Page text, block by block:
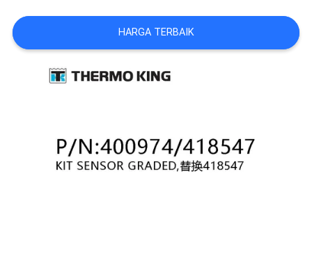
KASUS-
KASUS
KEBIJAKAN
PRIVASI
HARGA TERBAIK